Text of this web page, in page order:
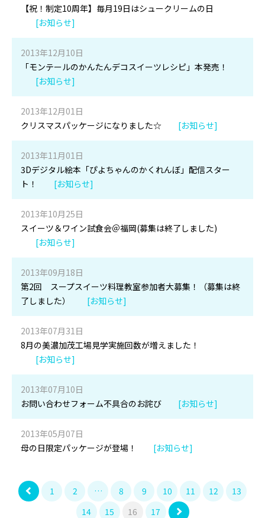
【祝！制定10周年】毎月19日はシュークリームの日
[お知らせ]
2013年12月10日
「モンテールのかんたんデコスイーツレシピ」本発売！
[お知らせ]
2013年12月01日
クリスマスパッケージになりました☆
[お知らせ]
2013年11月01日
3Dデジタル絵本「ぴよちゃんのかくれんぼ」配信スター
ト！
[お知らせ]
2013年10月25日
スイーツ＆ワイン試食会＠福岡(募集は終了しました)
[お知らせ]
2013年09月18日
第2回 スープスイーツ料理教室参加者大募集！（募集は終
了しました）
[お知らせ]
2013年07月31日
8月の美濃加茂工場見学実施回数が増えました！
[お知らせ]
2013年07月10日
お問い合わせフォーム不具合のお詫び
[お知らせ]
2013年05月07日
母の日限定パッケージが登場！
[お知らせ]
1 2 … 8 9 10 11 12
13
14
15 16 17